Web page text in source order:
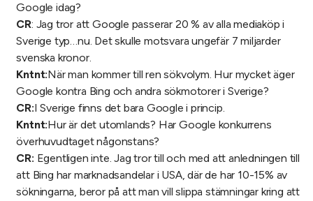
Google idag?
CR: Jag tror att Google passerar 20 % av alla mediaköp i
Sverige typ…nu. Det skulle motsvara ungefär 7 miljarder
svenska kronor.
Kntnt:När man kommer till ren sökvolym. Hur mycket äger
Google kontra Bing och andra sökmotorer i Sverige?
CR:I Sverige finns det bara Google i princip.
Kntnt:Hur är det utomlands? Har Google konkurrens
överhuvudtaget någonstans?
CR: Egentligen inte. Jag tror till och med att anledningen till
att Bing har marknadsandelar i USA, där de har 10-15% av
sökningarna, beror på att man vill slippa stämningar kring att